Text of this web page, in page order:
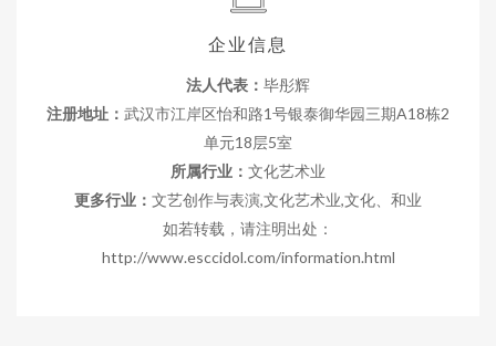
企业信息
法人代表： 毕彤辉
注册地址： 武汉市江岸区怡和路1号银泰御华园三期A18栋2
单元18层5室
所属行业： 文化艺术业
更多行业： 文艺创作与表演,文化艺术业,文化、和业
如若转载，请注明出处：
http://www.esccidol.com/information.html